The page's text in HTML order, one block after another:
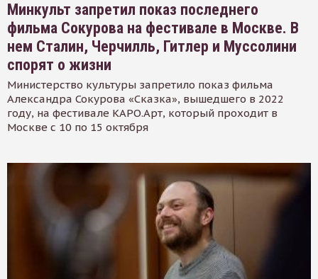
Минкульт запретил показ последнего
фильма Сокурова на фестивале в Москве. В
нем Сталин, Черчилль, Гитлер и Муссолини
спорят о жизни
Министерство культуры запретило показ фильма
Александра Сокурова «Сказка», вышедшего в 2022
году, на фестивале КАРО.Арт, который проходит в
Москве с 10 по 15 октября